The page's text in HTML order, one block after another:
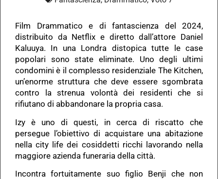
Film Drammatico e di fantascienza del 2024,
distribuito da Netflix e diretto dall’attore Daniel
Kaluuya. In una Londra distopica tutte le case
popolari sono state eliminate. Uno degli ultimi
condomini è il complesso residenziale The Kitchen,
un’enorme struttura che deve essere sgombrata
contro la strenua volontà dei residenti che si
rifiutano di abbandonare la propria casa.
Izy è uno di questi, in cerca di riscatto che
persegue l’obiettivo di acquistare una abitazione
nella city life dei cosiddetti ricchi lavorando nella
maggiore azienda funeraria della città.
Incontra fortuitamente suo figlio Benji che non